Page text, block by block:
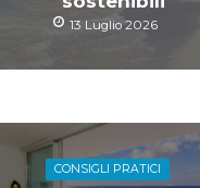
13 Luglio 2026
CONSIGLI PRATICI